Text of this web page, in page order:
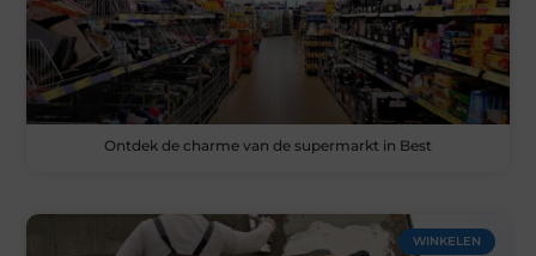
Ontdek de charme van de supermarkt in Best
WINKELEN